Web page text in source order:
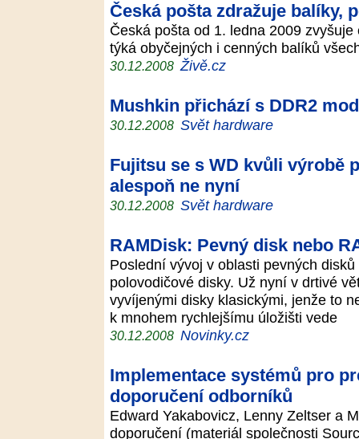
Česká pošta zdražuje balíky,
Česká pošta od 1. ledna 2009
týká obyčejných i cenných balíků
30.12.2008 Živě.cz
Mushkin přichází s DDR2
30.12.2008 Svět hardware
Fujitsu se s WD kvůli výrobě
alespoň ne nyní
30.12.2008 Svět hardware
RAMDisk: Pevný disk nebo
Poslední vývoj v oblasti pevných
polovodičové disky. Už nyní v drtivé
vyvíjenými disky klasickými, jenže to
k mnohem rychlejšímu úložišti vede
30.12.2008 Novinky.cz
Implementace systémů pro
doporučení odborníků
Edward Yakabovicz, Lenny Zeltser a
doporučení (materiál společnosti